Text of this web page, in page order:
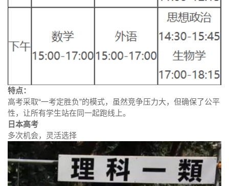
特点：
高考采取“一考定胜负”的模式，虽然竞争压力大，但确保了公平
性，让所有学生站在同一起跑线上。
日本高考
多次机会，灵活选择